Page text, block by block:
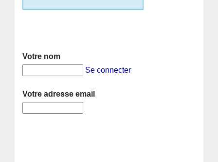
Votre nom
Se connecter
Votre adresse email